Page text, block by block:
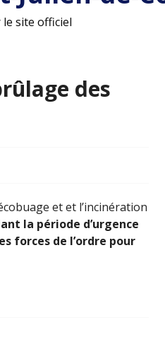
site officiel
des
et et l’incinération
la période d’urgence
forces de l’ordre pour